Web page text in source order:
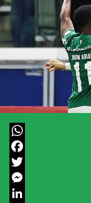
WhatsApp
Facebook
Twitter
Messenger